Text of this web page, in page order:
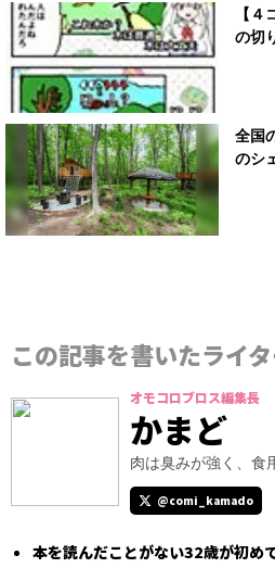
【
の切
全国
のシ
この記事を書いたライ
オモコロブロス編集長
かまど
肉は臭みが強く、食
@comi_kamado
本を読んだことがない32歳が初め